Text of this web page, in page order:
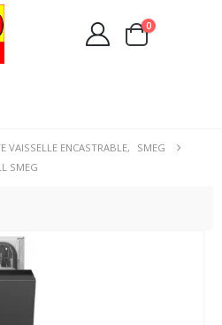
0
VAISSELLE ENCASTRABLE,
SMEG
SMEG